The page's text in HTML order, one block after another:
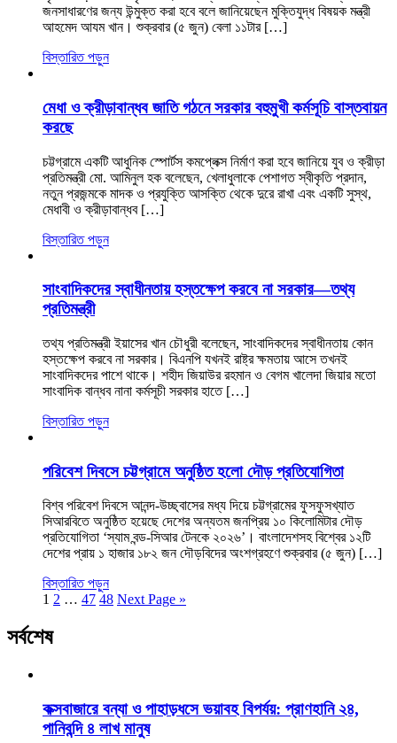
জনসাধারণের জন্য উন্মুক্ত করা হবে বলে জানিয়েছেন মুক্তিযুদ্ধ বিষয়ক মন্ত্রী
আহমেদ আযম খান। শুক্রবার (৫ জুন) বেলা ১১টার […]
বিস্তারিত পড়ুন
মেধা ও ক্রীড়াবান্ধব জাতি গঠনে সরকার বহুমুখী কর্মসূচি বাস্তবায়ন
করছে
চট্টগ্রামে একটি আধুনিক স্পোর্টস কমপ্লেক্স নির্মাণ করা হবে জানিয়ে যুব ও ক্রীড়া
প্রতিমন্ত্রী মো. আমিনুল হক বলেছেন, খেলাধুলাকে পেশাগত স্বীকৃতি প্রদান,
নতুন প্রজন্মকে মাদক ও প্রযুক্তি আসক্তি থেকে দুরে রাখা এবং একটি সুস্থ,
মেধাবী ও ক্রীড়াবান্ধব […]
বিস্তারিত পড়ুন
সাংবাদিকদের স্বাধীনতায় হস্তক্ষেপ করবে না সরকার—তথ্য
প্রতিমন্ত্রী
তথ্য প্রতিমন্ত্রী ইয়াসের খান চৌধুরী বলেছেন, সাংবাদিকদের স্বাধীনতায় কোন
হস্তক্ষেপ করবে না সরকার। বিএনপি যখনই রাষ্ট্র ক্ষমতায় আসে তখনই
সাংবাদিকদের পাশে থাকে। শহীদ জিয়াউর রহমান ও বেগম খালেদা জিয়ার মতো
সাংবাদিক বান্ধব নানা কর্মসূচী সরকার হাতে […]
বিস্তারিত পড়ুন
পরিবেশ দিবসে চট্টগ্রামে অনুষ্ঠিত হলো দৌড় প্রতিযোগিতা
বিশ্ব পরিবেশ দিবসে আনন্দ-উচ্ছ্বাসের মধ্য দিয়ে চট্টগ্রামের ফুসফুসখ্যাত
সিআরবিতে অনুষ্ঠিত হয়েছে দেশের অন্যতম জনপ্রিয় ১০ কিলোমিটার দৌড়
প্রতিযোগিতা ‘স্যাম বন্ড-সিআর টেনকে ২০২৬’। বাংলাদেশসহ বিশ্বের ১২টি
দেশের প্রায় ১ হাজার ১৮২ জন দৌড়বিদের অংশগ্রহণে শুক্রবার (৫ জুন) […]
বিস্তারিত পড়ুন
1 2 … 47 48 Next Page »
সর্বশেষ
কক্সবাজারে বন্যা ও পাহাড়ধসে ভয়াবহ বিপর্যয়: প্রাণহানি ২৪,
পানিবন্দি ৪ লাখ মানুষ